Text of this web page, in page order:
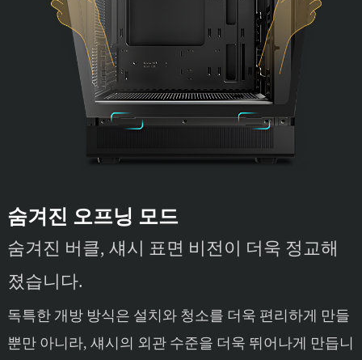
숨겨진 오프닝 모드
숨겨진 버클, 섀시 표면 비전이 더욱 정교해
졌습니다.
독특한 개방 방식은 설치와 청소를 더욱 편리하게 만들
뿐만 아니라, 섀시의 외관 수준을 더욱 뛰어나게 만듭니